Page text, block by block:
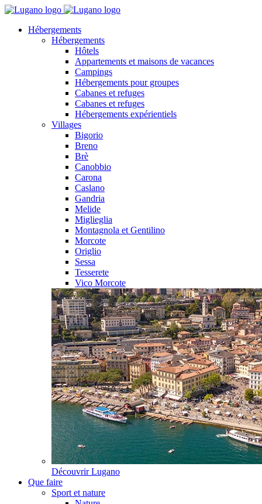
Hébergements
Hébergements
Hôtels
Appartements et maisons de vacances
Campings
Hébergements pour groupes
Cabanes et refuges
Cabanes et refuges
Hébergements expérientiels
Villages
Bigorio
Breno
Brè
Canobbio
Carona
Caslano
Gandria
Melide
Miglieglia
Montagnola et Gentilino
Morcote
Origlio
Sessa
Tesserete
Vico Morcote
Découvrir Lugano
Que faire
Sport et nature